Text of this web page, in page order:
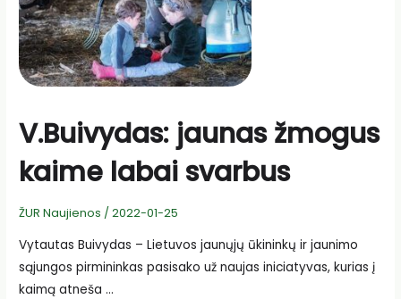
V.Buivydas: jaunas žmogus
kaime labai svarbus
ŽUR Naujienos /2022-01-25
Vytautas Buivydas – Lietuvos jaunųjų ūkininkų ir jaunimo
sąjungos pirmininkas pasisako už naujas iniciatyvas, kurias į
kaimą atneša …